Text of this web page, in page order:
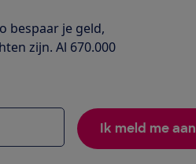
bespaar je geld,
zijn. Al 670.000
Ik meld me aan